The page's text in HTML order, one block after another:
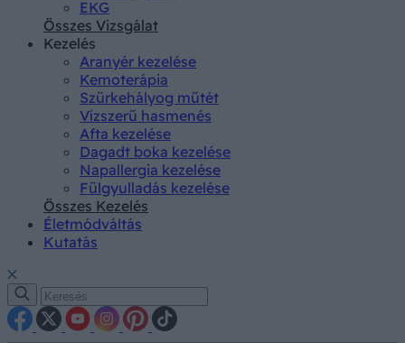
EKG
Összes Vizsgálat
Kezelés
Aranyér kezelése
Kemoterápia
Szürkehályog műtét
Vízszerű hasmenés
Afta kezelése
Dagadt boka kezelése
Napallergia kezelése
Fülgyulladás kezelése
Összes Kezelés
Életmódváltás
Kutatás